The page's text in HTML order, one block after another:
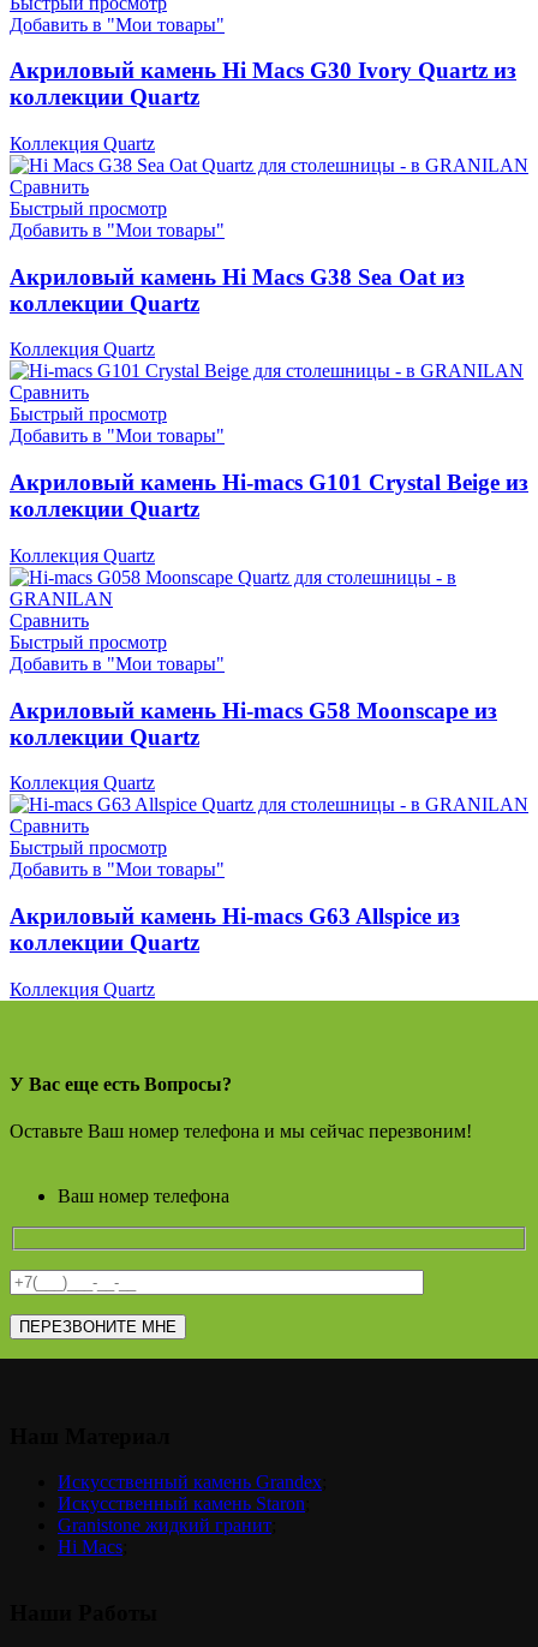
Добавить в "Мои товары"
Акриловый камень Hi Macs G30 Ivory Quartz из
коллекции Quartz
Коллекция Quartz
Сравнить
Быстрый просмотр
Добавить в "Мои товары"
Акриловый камень Hi Macs G38 Sea Oat из
коллекции Quartz
Коллекция Quartz
Сравнить
Быстрый просмотр
Добавить в "Мои товары"
Акриловый камень Hi-macs G101 Crystal Beige из
коллекции Quartz
Коллекция Quartz
Сравнить
Быстрый просмотр
Добавить в "Мои товары"
Акриловый камень Hi-macs G58 Moonscape из
коллекции Quartz
Коллекция Quartz
Сравнить
Быстрый просмотр
Добавить в "Мои товары"
Акриловый камень Hi-macs G63 Allspice из
коллекции Quartz
Коллекция Quartz
У Вас еще есть Вопросы?
Оставьте Ваш номер телефона и мы сейчас перезвоним!
Ваш номер телефона
Искусственный камень Grandex
Искусственный камень Staron
Granistone жидкий гранит
Hi Macs